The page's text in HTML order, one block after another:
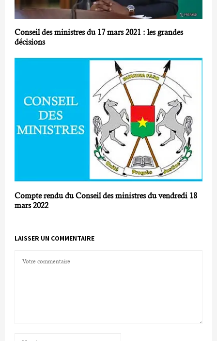
Conseil des ministres du 17 mars 2021 : les grandes
décisions
Compte rendu du Conseil des ministres du vendredi 18
mars 2022
LAISSER UN COMMENTAIRE